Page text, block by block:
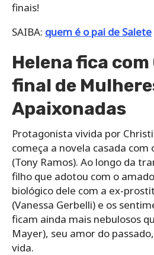
finais!
SAIBA: quem é o pai de Salete
Helena fica com
final de
Apaixonadas
Protagonista vivida por
começa a novela casada com
(Tony Ramos). Ao longo da
filho que adotou com o
biológico dele com a ex-
(Vanessa Gerbelli) e os
ficam ainda mais nebulosos
Mayer), seu amor do
vida.